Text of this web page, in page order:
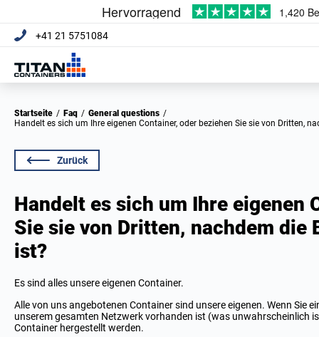
+41 21 5751084
Startseite / Faq / General questions /
Handelt es sich um Ihre eigenen Container, oder beziehen Sie sie von Dritten,
Zurück
Handelt es sich um Ihre eigenen
Sie sie von Dritten, nachdem die
ist?
Es sind alles unsere eigenen Container.
Alle von uns angebotenen Container sind unsere eigenen. Wenn Sie
unserem gesamten Netzwerk vorhanden ist (was unwahrscheinlich
Container hergestellt werden.